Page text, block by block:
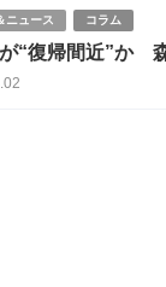
ニュース コラム
“復帰間近”か